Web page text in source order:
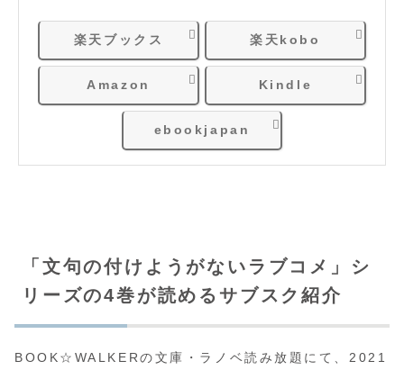
楽天ブックス 楽天kobo
Amazon Kindle
ebookjapan
「文句の付けようがないラブコメ」シ
リーズの4巻が読めるサブスク紹介
BOOK☆WALKERの文庫・ラノベ読み放題にて、2021